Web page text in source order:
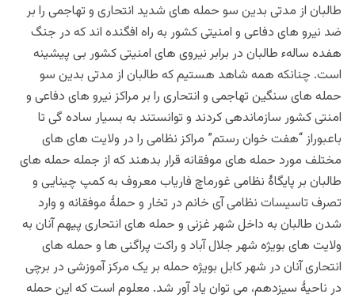
طالبان از مدتی بدین سو حمله های شدید انتحاری و تهاجمی را بر
ضد نیرو های دفاعی و امنیتی کشور به راه افگنده اند که در جنگ
هفده سالهء طالبان در برابر نیروی های امنیتی کشور بی پیشینه
است. چنانکه همه شاهد هستیم که طالبان از مدتی بدین سو
حمله های سنگین تهاجمی و انتحاری را بر مراکز نیرو های دفاعی و
امنتی کشور سازماندهی کردند و توانستند به بسیار ساده گی تا
باعبوراز “هفت خوان رستم” مراکز نظامی را در ولایت های های
مختلف مورد حمله های موفقانه قرار بدهند که از جمله حمله های
طالبان بر پایگاۀ نظامی غورماچ فاریاب معروف به کمپ چینایی و
تصرف تاسیسات نظامی آی خانم در تخار و حملۀ موفقانه و وارد
شدن طالبان به داخل شهر غزنی و حمله های انتحاری پیهم آنان به
ولایت های بویژه شهر جلال آباد و راکت پراگنی ها و حمله های
انتحاری آنان در شهر کابل بویژه حمله بر یک مرکز آموزشی در برچی
در ناحیۀ سیزدهم، می توان یاد آور شد. معلوم است که این حمله